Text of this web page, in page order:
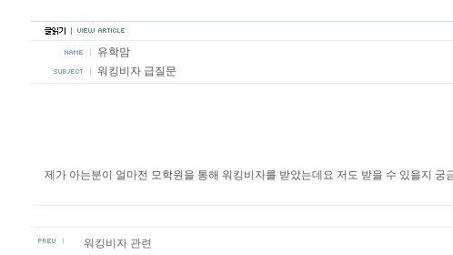
유학맘
워킹비자 급질문
제가 아는분이 얼마전 모학원을 통해 워킹비자를 받았는데요 저도 받을 수 있을지
워킹비자 관련